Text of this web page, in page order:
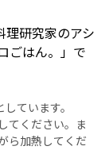
理研究家のアシ
ごはん。」で
ています。
てください。ま
ら加熱してくだ